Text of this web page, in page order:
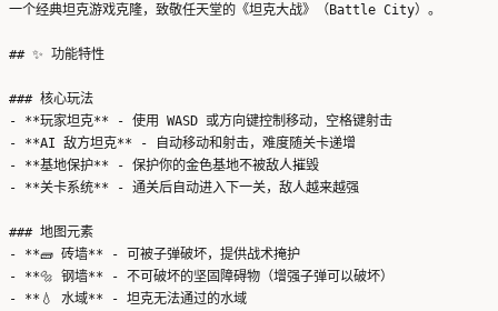
一个经典坦克游戏克隆，致敬任天堂的《坦克大战》（Battle City）。
## ✨ 功能特性
### 核心玩法
- **玩家坦克** - 使用 WASD 或方向键控制移动，空格键射击
- **AI 敌方坦克** - 自动移动和射击，难度随关卡递增
- **基地保护** - 保护你的金色基地不被敌人摧毁
- **关卡系统** - 通关后自动进入下一关，敌人越来越强
### 地图元素
- **🧱 砖墙** - 可被子弹破坏，提供战术掩护
- **🔩 钢墙** - 不可破坏的坚固障碍物（增强子弹可以破坏）
- **💧 水域** - 坦克无法通过的水域